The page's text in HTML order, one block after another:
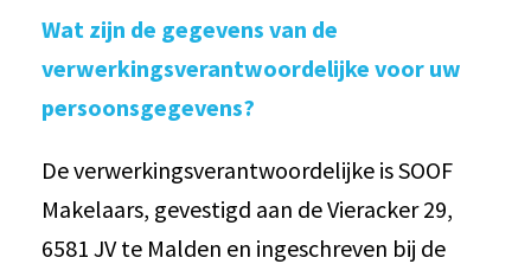
Wat zijn de gegevens van de
verwerkingsverantwoordelijke voor uw
persoonsgegevens?
De verwerkingsverantwoordelijke is SOOF
Makelaars, gevestigd aan de Vieracker 29,
6581 JV te Malden en ingeschreven bij de